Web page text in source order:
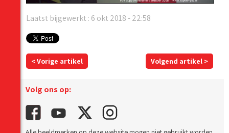
Laatst bijgewerkt : 6 okt 2018 - 22:58
< Vorige artikel Volgend artikel >
Volg ons op: